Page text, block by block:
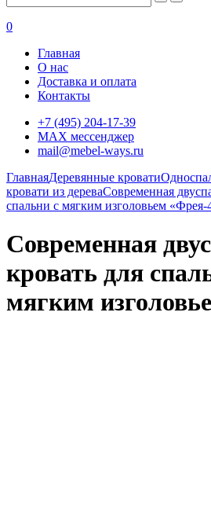
0
Главная
О нас
Доставка и оплата
Контакты
+7 (495) 204-17-39
MAX мессенджер
mail@mebel-ways.ru
ГлавнаяДеревянные кровати
кровати из дереваСовременная
спальни с мягким изголовьем «Фрея-
Современная
кровать для
мягким